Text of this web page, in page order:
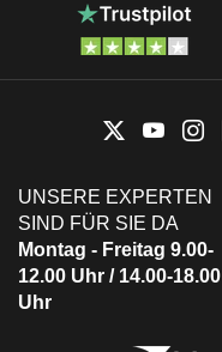
UNSERE EXPERTEN
SIND FÜR SIE DA
Montag - Freitag 9.00-
12.00 Uhr / 14.00-18.00
Uhr